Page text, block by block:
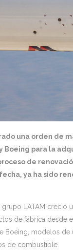
una orden de
Boeing para la
de
ya ha sido
grupo LATAM creció
de fábrica desde
Boeing, modelos
de combustible.